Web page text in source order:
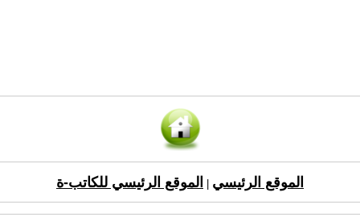
الموقع الرئيسي الموقع الرئيسي للكاتب-ة